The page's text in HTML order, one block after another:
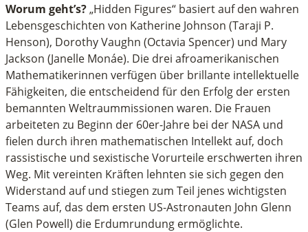
Worum geht’s?„Hidden Figures“ basiert auf den wahren
Lebensgeschichten von Katherine Johnson (Taraji P.
Henson), Dorothy Vaughn (Octavia Spencer) und Mary
Jackson (Janelle Monáe). Die drei afroamerikanischen
Mathematikerinnen verfügen über brillante intellektuelle
Fähigkeiten, die entscheidend für den Erfolg der ersten
bemannten Weltraummissionen waren. Die Frauen
arbeiteten zu Beginn der 60er-Jahre bei der NASA und
fielen durch ihren mathematischen Intellekt auf, doch
rassistische und sexistische Vorurteile erschwerten ihren
Weg. Mit vereinten Kräften lehnten sie sich gegen den
Widerstand auf und stiegen zum Teil jenes wichtigsten
Teams auf, das dem ersten US-Astronauten John Glenn
(Glen Powell) die Erdumrundung ermöglichte.